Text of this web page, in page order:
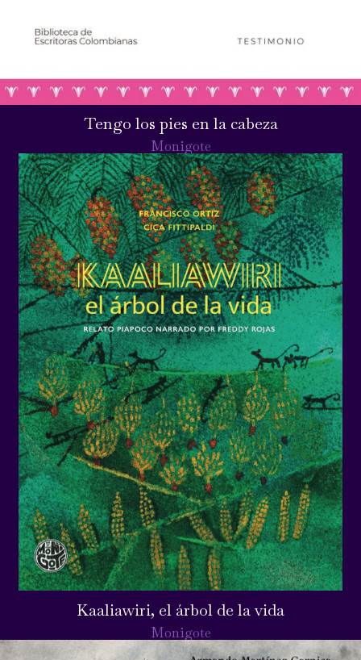
Tengo los pies en la cabeza
Monigote
Kaaliawiri, el árbol de la vida
Monigote